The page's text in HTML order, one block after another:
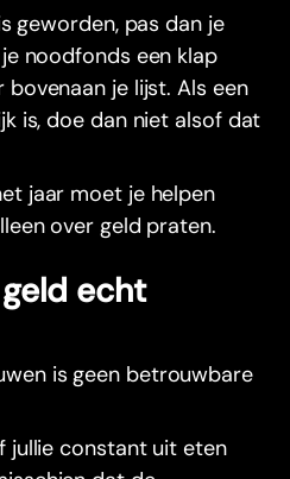
geworden, pas dan je
noodfonds een klap
je lijst. Als een
is, doe dan niet alsof dat
jaar moet je helpen
over geld praten.
echt
is geen betrouwbare
jullie constant uit eten